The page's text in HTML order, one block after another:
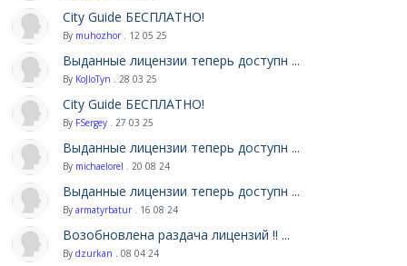
City Guide БЕСПЛАТНО!
By muhozhor . 12 05 25
Выданные лицензии теперь доступн ...
By KoJIoTyn . 28 03 25
City Guide БЕСПЛАТНО!
By FSergey . 27 03 25
Выданные лицензии теперь доступн ...
By michaelorel . 20 08 24
Выданные лицензии теперь доступн ...
By armatyrbatur . 16 08 24
Возобновлена раздача лицензий !! ...
By dzurkan . 08 04 24